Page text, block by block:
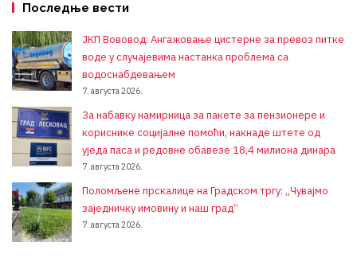
Последње вести
ЈКП Вововод: Ангажовање цистерне за превоз питке
воде у случајевима настанка проблема са
водоснабдевањем
7. августа 2026.
За набавку намирница за пакете за пензионере и
кориснике социјалне помоћи, накнаде штете од
уједа паса и редовне обавезе 18,4 милиона динара
7. августа 2026.
Поломљене прскалице на Градском тргу: „Чувајмо
заједничку имовину и наш град“
7. августа 2026.